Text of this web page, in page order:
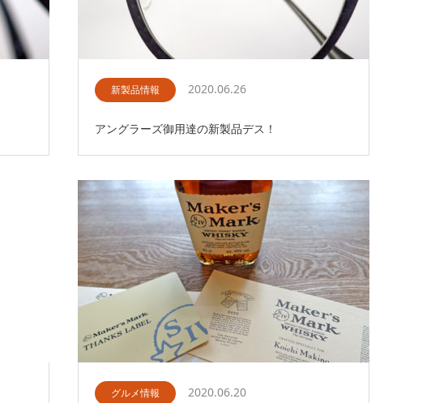
新製品情報 2020.06.26
アングラーズ御用達の新製品デス！
グルメ情報 2020.06.20